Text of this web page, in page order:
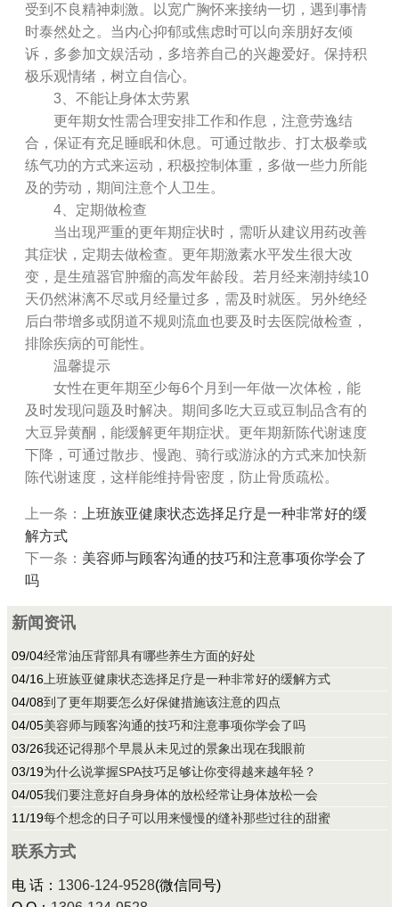
受到不良精神刺激。以宽广胸怀来接纳一切，遇到事情
时泰然处之。当内心抑郁或焦虑时可以向亲朋好友倾
诉，多参加文娱活动，多培养自己的兴趣爱好。保持积
极乐观情绪，树立自信心。
3、不能让身体太劳累
更年期女性需合理安排工作和作息，注意劳逸结
合，保证有充足睡眠和休息。可通过散步、打太极拳或
练气功的方式来运动，积极控制体重，多做一些力所能
及的劳动，期间注意个人卫生。
4、定期做检查
当出现严重的更年期症状时，需听从建议用药改善
其症状，定期去做检查。更年期激素水平发生很大改
变，是生殖器官肿瘤的高发年龄段。若月经来潮持续10
天仍然淋漓不尽或月经量过多，需及时就医。另外绝经
后白带增多或阴道不规则流血也要及时去医院做检查，
排除疾病的可能性。
温馨提示
女性在更年期至少每6个月到一年做一次体检，能
及时发现问题及时解决。期间多吃大豆或豆制品含有的
大豆异黄酮，能缓解更年期症状。更年期新陈代谢速度
下降，可通过散步、慢跑、骑行或游泳的方式来加快新
陈代谢速度，这样能维持骨密度，防止骨质疏松。
上一条：
上班族亚健康状态选择足疗是一种非常好的缓
解方式
下一条： 美容师与顾客沟通的技巧和注意事项你学会了
吗
新闻资讯
09/04经常油压背部具有哪些养生方面的好处
04/16 上班族亚健康状态选择足疗是一种非常好的缓解方式
04/08到了更年期要怎么好保健措施该注意的四点
04/05美容师与顾客沟通的技巧和注意事项你学会了吗
03/26我还记得那个早晨从未见过的景象出现在我眼前
03/19为什么说掌握SPA技巧足够让你变得越来越年轻？
04/05我们要注意好自身身体的放松经常让身体放松一会
11/19每个想念的日子可以用来慢慢的缝补那些过往的甜蜜
联系方式
电 话： 1306-124-9528(微信同号)